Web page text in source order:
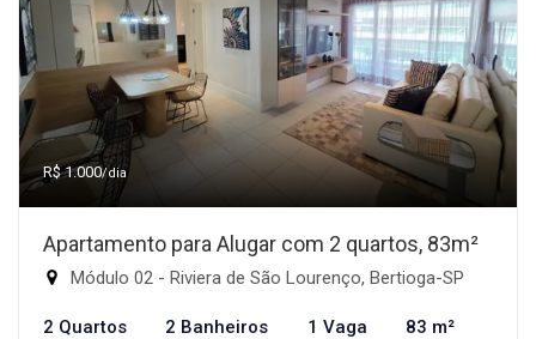
R$ 1.000/dia
Apartamento para Alugar com 2 quartos, 83m²
Módulo 02 - Riviera de São Lourenço, Bertioga-SP
2 Quartos 2 Banheiros 1 Vaga 83 m²